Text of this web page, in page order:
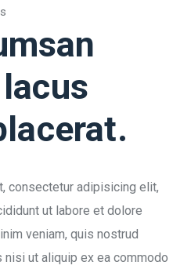
consectetur adipisicing elit,
ut labore et dolore
veniam, quis nostrud
ut aliquip ex ea commodo